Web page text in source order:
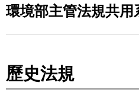
環境部主管法規共用
歷史法規